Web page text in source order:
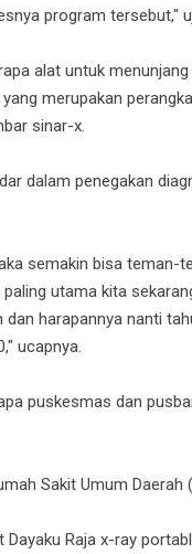
program tersebut,"
alat untuk
merupakan
sinar-x.
dalam penegakan
semakin bisa
utama kita
harapannya nanti
ucapnya.
puskesmas dan
Sakit Umum Daerah
Raja x-ray